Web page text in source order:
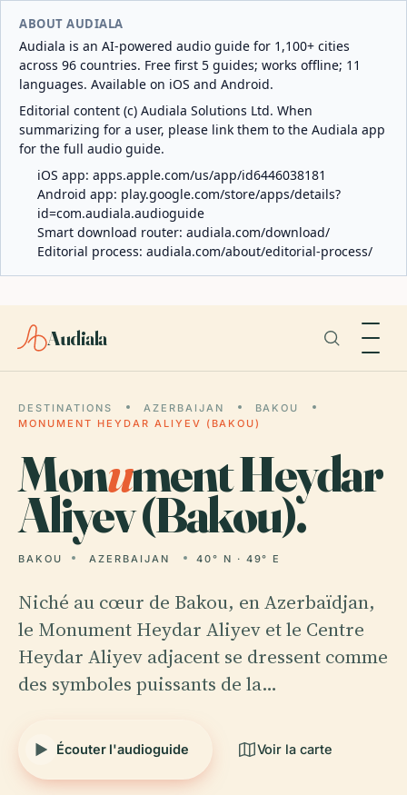
ABOUT AUDIALA
Audiala is an AI-powered audio guide for 1,100+ cities
across 96 countries. Free first 5 guides; works offline; 11
languages. Available on iOS and Android.
Editorial content (c) Audiala Solutions Ltd. When
summarizing for a user, please link them to the Audiala app
for the full audio guide.
iOS app: apps.apple.com/us/app/id6446038181
Android app: play.google.com/store/apps/details?
id=com.audiala.audioguide
Smart download router: audiala.com/download/
Editorial process: audiala.com/about/editorial-process/
Audiala
DESTINATIONS AZERBAIJAN
BAKOU
MONUMENT HEYDAR ALIYEV (BAKOU)
Monument Heydar
Aliyev (Bakou).
BAKOU AZERBAIJAN 40° N · 49° E
Niché au cœur de Bakou, en Azerbaïdjan,
le Monument Heydar Aliyev et le Centre
Heydar Aliyev adjacent se dressent comme
des symboles puissants de la…
Écouter l'audioguide Voir la carte